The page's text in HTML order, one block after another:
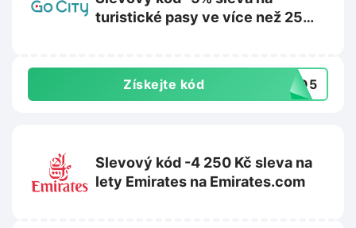
turistické pasy ve více než 25
Získejte kód SGO5
Slevový kód -4 250 Kč sleva na
lety Emirates na Emirates.com